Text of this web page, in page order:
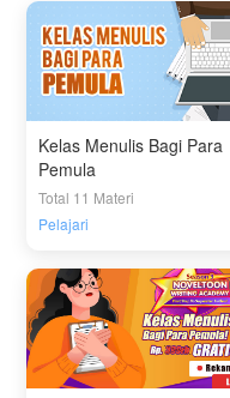
Kelas Menulis Bagi Para
Pemula
Total 11 Materi
Pelajari